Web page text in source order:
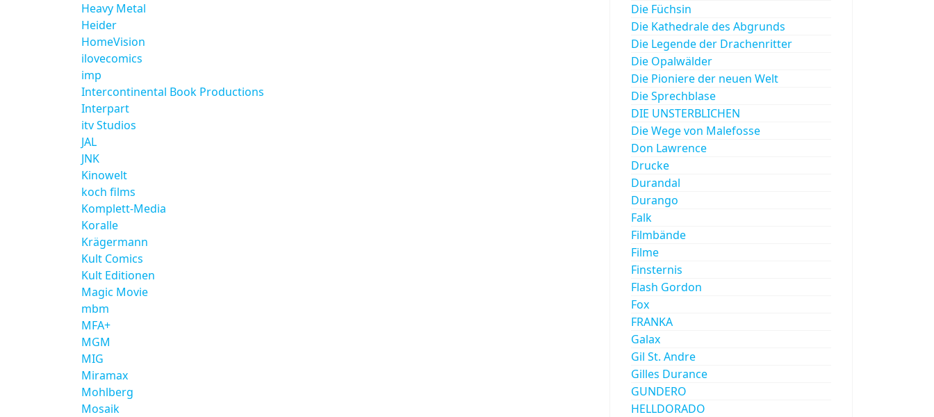
Heavy Metal
Heider
HomeVision
ilovecomics
imp
Intercontinental Book Productions
Interpart
itv Studios
JAL
JNK
Kinowelt
koch films
Komplett-Media
Koralle
Krägermann
Kult Comics
Kult Editionen
Magic Movie
mbm
MFA+
MGM
MIG
Miramax
Mohlberg
Mosaik
Die Füchsin
Die Kathedrale des Abgrunds
Die Legende der Drachenritter
Die Opalwälder
Die Pioniere der neuen Welt
Die Sprechblase
DIE UNSTERBLICHEN
Die Wege von Malefosse
Don Lawrence
Drucke
Durandal
Durango
Falk
Filmbände
Filme
Finsternis
Flash Gordon
Fox
FRANKA
Galax
Gil St. Andre
Gilles Durance
GUNDERO
HELLDORADO